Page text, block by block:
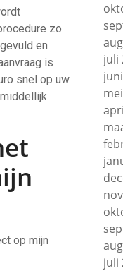
zo
en
is
snel op uw
op mijn
juli
juli